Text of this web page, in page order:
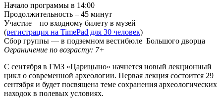
Начало программы в 14:00
Продолжительность – 45 минут
Участие – по входному билету в музей
(регистрация на TimePad для 30 человек)
Сбор группы — в подземном вестибюле Большого дворца
Ограничение по возрасту: 7+
С сентября в ГМЗ «Царицыно» начнется новый лекционный
цикл о современной археологии. Первая лекция состоится 29
сентября и будет посвящена теме сохранения археологических
находок в полевых условиях.